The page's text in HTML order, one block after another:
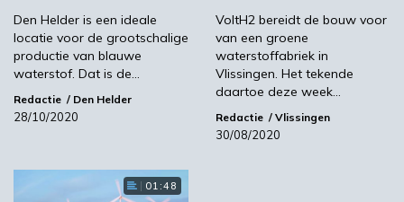
Port of Den Helder ziet verder waterstof als
essentieel onderdeel van een succesvolle
energietransitie. Daarom werkt ENGIE samen
met enkele consortiumpartners van Port of
Den Helder aan een pilot voor groene
waterstofproductie en en een bijbehorend
tankstation voor zowel wegverkeer als
maritiem gebruik. Dat is een unicum. De totale
keten wordt bij dit project betrokken. Zo
Den Helder is een ideale
locatie voor de grootschalige
productie van blauwe
waterstof. Dat is de…
Redactie Den Helder
28/10/2020
VoltH2 bereidt de bouw voor
van een groene
waterstoffabriek in
Vlissingen. Het tekende
daartoe deze week…
Redactie Vlissingen
30/08/2020
01:48